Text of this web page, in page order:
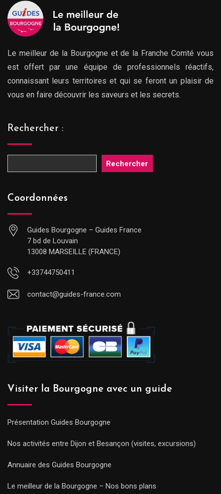
Le meilleur de la Bourgogne et de la Franche Comté vous
est offert par une équipe de professionnels réactifs,
connaissant leurs territoires et qui se feront un plaisir de
vous en faire découvrir les saveurs et les secrets.
Rechercher :
Rechercher
Coordonnées
Guides Bourgogne – Guides France
7 bd de Louvain
13008 MARSEILLE (FRANCE)
+33744750411
contact@guides-france.com
Visiter la Bourgogne avec un guide
Présentation Guides Bourgogne
Nos activités entre Dijon et Besançon (visites, excursions)
Annuaire des Guides Bourgogne
Le meilleur de la Bourgogne – Nos bons plans